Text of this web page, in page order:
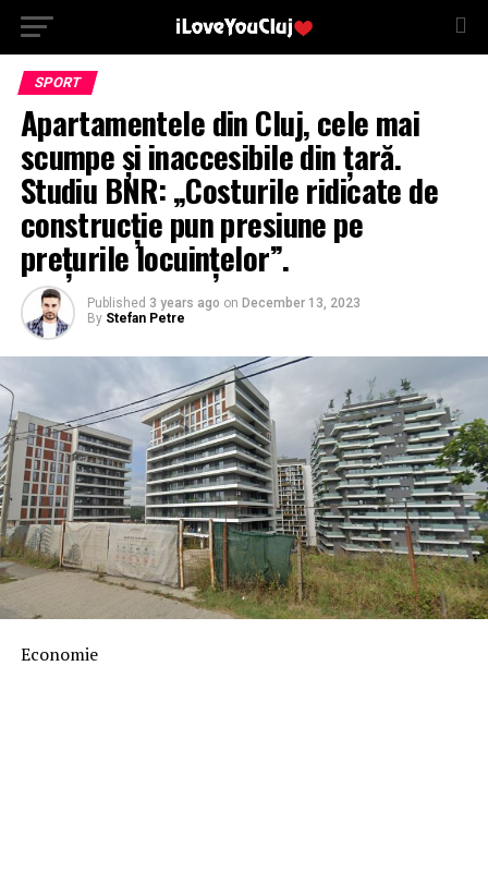
SPORT
Apartamentele din Cluj, cele mai
scumpe și inaccesibile din țară.
Studiu BNR: „Costurile ridicate de
construcție pun presiune pe
prețurile locuințelor”.
Published 3 years ago on December 13, 2023
By Stefan Petre
Economie